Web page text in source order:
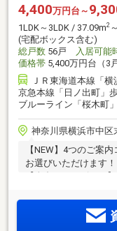
4,400万円台～
1LDK～3LDK / 37.09m2
(宅配ボックス含む)
総戸数 56戸 入居可能
価格帯 5,400万円台（3戸
ＪＲ東海道本線「
京急本線「日ノ出町」
ブルーライン「桜木町
神奈川県横浜市中区
【NEW】4つのご案
お選びいただけます